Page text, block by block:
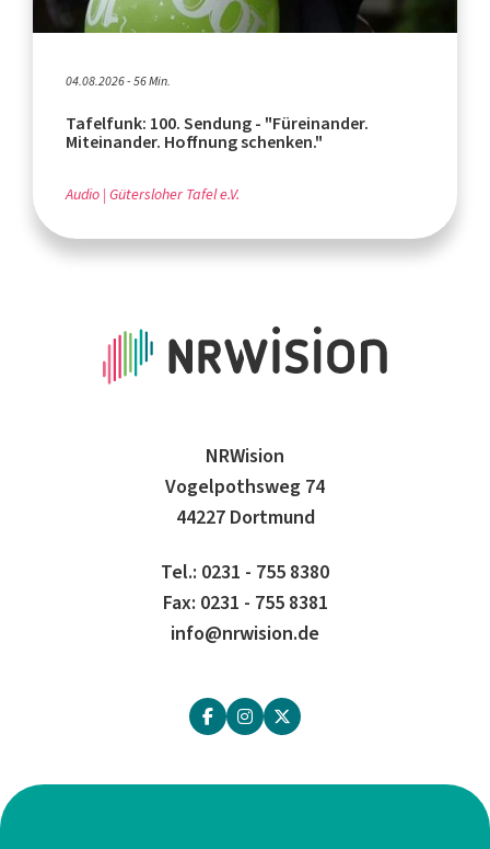
04.08.2026 - 56 Min.
Tafelfunk: 100. Sendung - "Füreinander.
Miteinander. Hoffnung schenken."
Audio Gütersloher Tafel e.V.
NRWision
Vogelpothsweg 74
44227 Dortmund
Tel.: 0231 - 755 8380
Fax: 0231 - 755 8381
info@nrwision.de